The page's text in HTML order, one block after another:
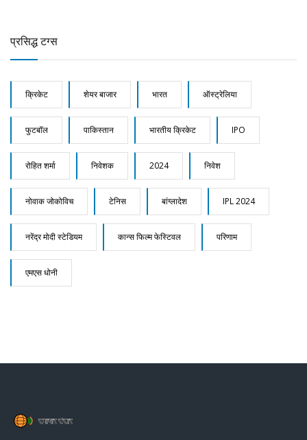
प्रसिद्ध टग्स
क्रिकेट शेयर बाजार भारत ऑस्ट्रेलिया
फुटबॉल पाकिस्तान भारतीय क्रिकेट IPO
रोहित शर्मा निवेशक 2024 निवेश
नोवाक जोकोविच टेनिस बांग्लादेश IPL 2024
नरेंद्र मोदी स्टेडियम कान्स फिल्म फेस्टिवल परिणाम
एमएस धोनी